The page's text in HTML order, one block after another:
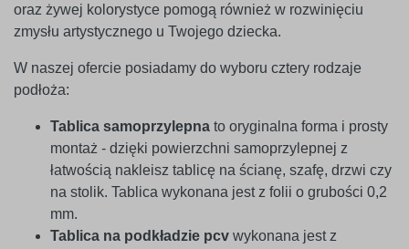
oraz żywej kolorystyce pomogą również w rozwinięciu
zmysłu artystycznego u Twojego dziecka.
W naszej ofercie posiadamy do wyboru cztery rodzaje
podłoża:
Tablica samoprzylepna to oryginalna forma i prosty
montaż - dzięki powierzchni samoprzylepnej z
łatwością nakleisz tablicę na ścianę, szafę, drzwi czy
na stolik. Tablica wykonana jest z folii o grubości 0,2
mm.
Tablica na podkładzie pcv wykonana jest z